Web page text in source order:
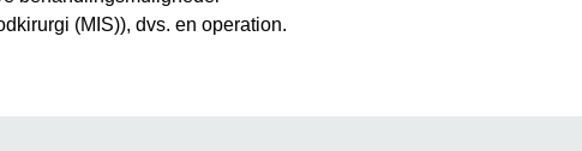
(MIS)), dvs. en operation.